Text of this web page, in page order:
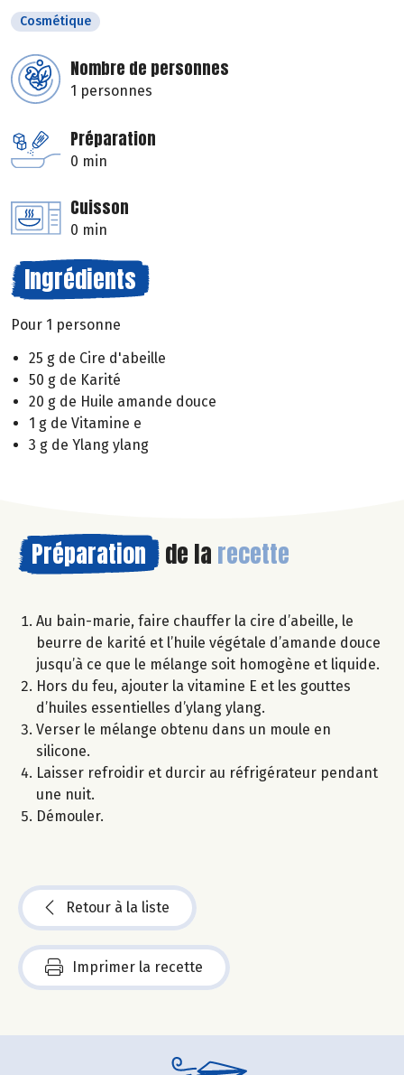
Cosmétique
Nombre de personnes
1 personnes
Préparation
0 min
Cuisson
0 min
Ingrédients
Pour 1 personne
25 g de Cire d'abeille
50 g de Karité
20 g de Huile amande douce
1 g de Vitamine e
3 g de Ylang ylang
Préparation de la recette
Au bain-marie, faire chauffer la cire d’abeille, le
beurre de karité et l’huile végétale d’amande douce
jusqu’à ce que le mélange soit homogène et liquide.
Hors du feu, ajouter la vitamine E et les gouttes
d’huiles essentielles d’ylang ylang.
Verser le mélange obtenu dans un moule en
silicone.
Laisser refroidir et durcir au réfrigérateur pendant
une nuit.
Démouler.
Retour à la liste
Imprimer la recette